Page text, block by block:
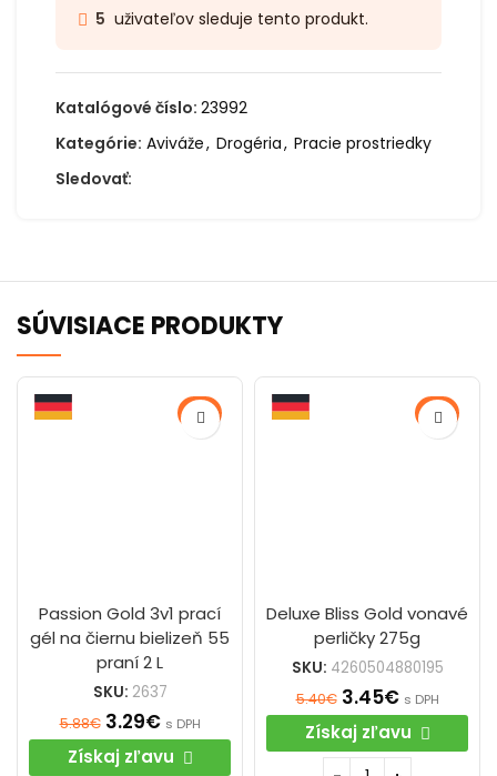
5 uživateľov sleduje tento produkt.
Katalógové číslo: 23992
Kategórie: Aviváže, Drogéria, Pracie prostriedky
Sledovať:
SÚVISIACE PRODUKTY
-44%
Passion Gold 3v1 prací
gél na čiernu bielizeň 55
praní 2 L
SKU: 2637
5.88€ 3.29€ s DPH
Získaj zľavu
-36%
Deluxe Bliss Gold vonavé
perličky 275g
SKU: 4260504880195
5.40€ 3.45€ s DPH
Získaj zľavu